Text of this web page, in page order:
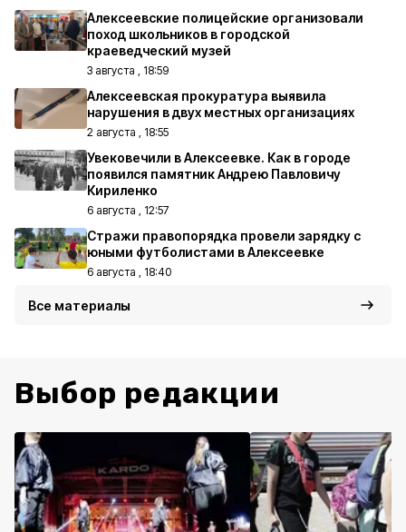
Алексеевские полицейские организовали
поход школьников в городской
краеведческий музей
3 августа , 18:59
Алексеевская прокуратура выявила
нарушения в двух местных организациях
2 августа , 18:55
Увековечили в Алексеевке. Как в городе
появился памятник Андрею Павловичу
Кириленко
6 августа , 12:57
Стражи правопорядка провели зарядку с
юными футболистами в Алексеевке
6 августа , 18:40
Все материалы
Выбор редакции